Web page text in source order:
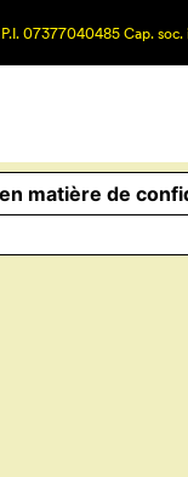
07377040485 Cap. soc.
matière de